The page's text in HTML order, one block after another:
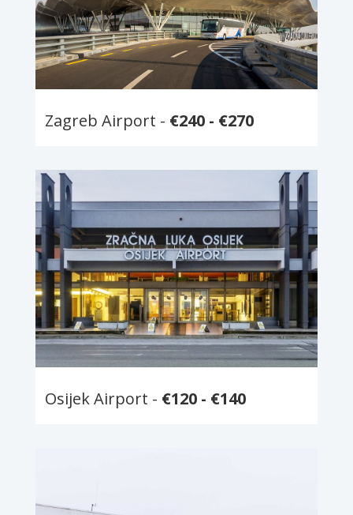
Zagreb Airport - €240 - €270
Osijek Airport - €120 - €140